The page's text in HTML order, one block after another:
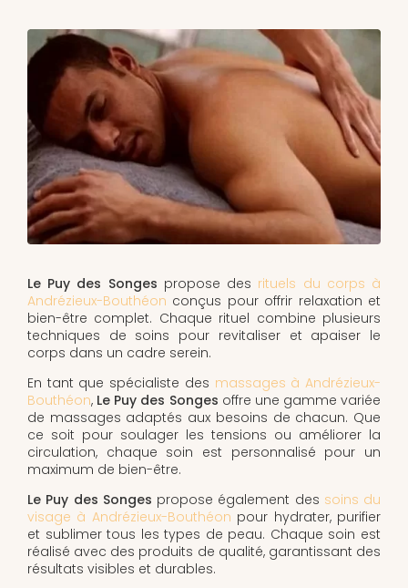
Le Puy des Songes propose des rituels du corps à
Andrézieux-Bouthéon conçus pour offrir relaxation et
bien-être complet. Chaque rituel combine plusieurs
techniques de soins pour revitaliser et apaiser le
corps dans un cadre serein.
En tant que spécialiste des massages à Andrézieux-
Bouthéon, Le Puy des Songes offre une gamme variée
de massages adaptés aux besoins de chacun. Que
ce soit pour soulager les tensions ou améliorer la
circulation, chaque soin est personnalisé pour un
maximum de bien-être.
Le Puy des Songes propose également des soins du
visage à Andrézieux-Bouthéon pour hydrater, purifier
et sublimer tous les types de peau. Chaque soin est
réalisé avec des produits de qualité, garantissant des
résultats visibles et durables.